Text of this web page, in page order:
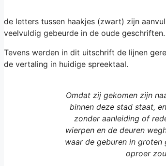
de letters tussen haakjes (zwart) zijn
veelvuldig gebeurde in de oude geschriften.
Tevens werden in dit uitschrift de lijnen
de vertaling in huidige spreektaal.
Omdat zij gekomen zijn
binnen deze stad staat,
zonder aanleiding of
wierpen en de deuren
waar de geburen in
oproer